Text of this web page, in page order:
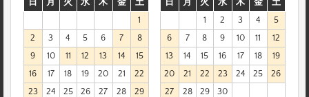
1
2
3 4 5 6 7
8
9
10 11 12 13 14
15
16
17 18 19 20 21
22
23
24 25 26 27 28
29
1
2 3 4
5
6
7 8 9 10 11
12
13
14 15 16 17 18
19
20
21 22 23 24 25
26
27
28 29 30